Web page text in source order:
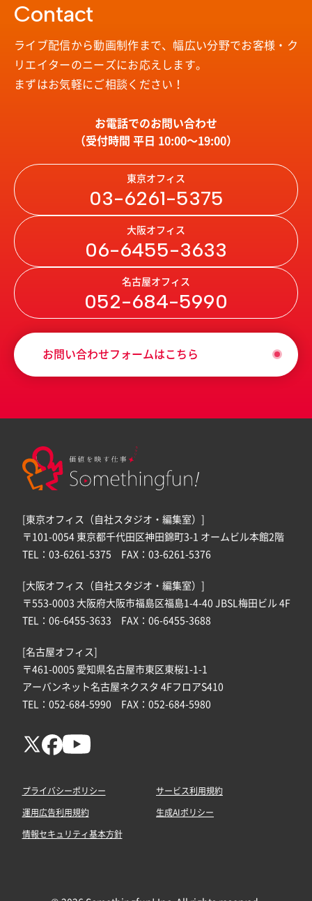
Contact
ライブ配信から動画制作まで、幅広い分野でお客様・ク
リエイターのニーズにお応えします。
まずはお気軽にご相談ください！
お電話でのお問い合わせ
（受付時間 平日 10:00〜19:00）
東京オフィス
03-6261-5375
大阪オフィス
06-6455-3633
名古屋オフィス
052-684-5990
お問い合わせフォームはこちら
[東京オフィス（自社スタジオ・編集室）]
〒101-0054 東京都千代田区神田錦町3-1 オームビル本館2階
TEL：03-6261-5375 FAX：03-6261-5376
[大阪オフィス（自社スタジオ・編集室）]
〒553-0003 大阪府大阪市福島区福島1-4-40 JBSL梅田ビル 4F
TEL：06-6455-3633 FAX：06-6455-3688
[名古屋オフィス]
〒461-0005 愛知県名古屋市東区東桜1-1-1
アーバンネット名古屋ネクスタ 4FフロアS410
TEL：052-684-5990 FAX：052-684-5980
プライバシーポリシー サービス利用規約
運用広告利用規約 生成AIポリシー
情報セキュリティ基本方針